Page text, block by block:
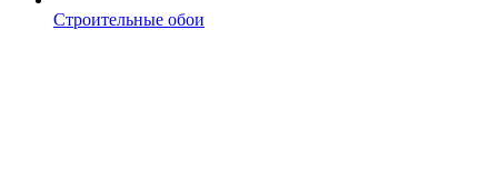
Строительные обои